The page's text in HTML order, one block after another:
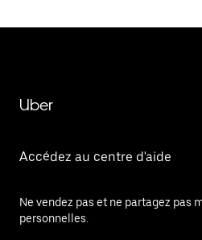
Uber
Accédez au centre d'aide
Ne vendez pas et ne partagez pas
personnelles.